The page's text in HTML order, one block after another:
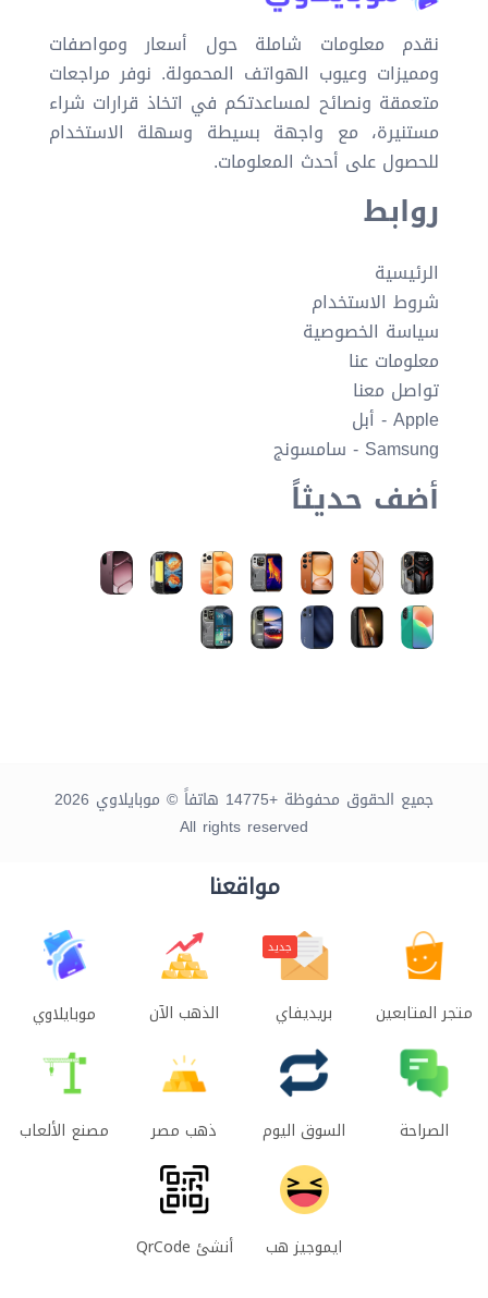
نقدم معلومات شاملة حول أسعار ومواصفات
ومميزات وعيوب الهواتف المحمولة. نوفر مراجعات
متعمقة ونصائح لمساعدتكم في اتخاذ قرارات شراء
مستنيرة، مع واجهة بسيطة وسهلة الاستخدام
للحصول على أحدث المعلومات.
روابط
الرئيسية
شروط الاستخدام
سياسة الخصوصية
معلومات عنا
تواصل معنا
Apple - أبل
Samsung - سامسونج
أضف حديثاً
جميع الحقوق محفوظة +14775 هاتفاً © موبايلاوي 2026
All rights reserved